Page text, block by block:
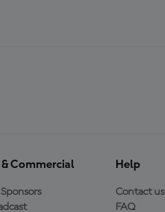
& Commercial Help
Contact us
FAQ